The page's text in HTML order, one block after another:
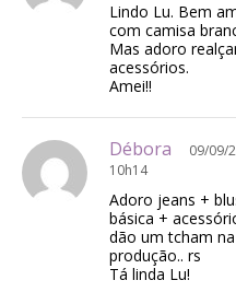
Lindo Lu. Bem
com camisa
Mas adoro
acessórios.
Amei!!
Débora
09/09/
10h14
Adoro jeans +
básica +
dão um tcham na
produção.. rs
Tá linda Lu!